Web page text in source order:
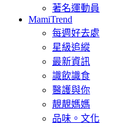
著名運動員
MamiTrend
每週好去處
星級追縱
最新資訊
識飲識食
醫護與你
靚靚媽媽
品味。文化